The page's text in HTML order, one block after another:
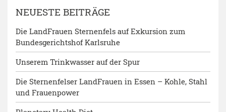
NEUESTE BEITRÄGE
Die LandFrauen Sternenfels auf Exkursion zum
Bundesgerichtshof Karlsruhe
Unserem Trinkwasser auf der Spur
Die Sternenfelser LandFrauen in Essen – Kohle, Stahl
und Frauenpower